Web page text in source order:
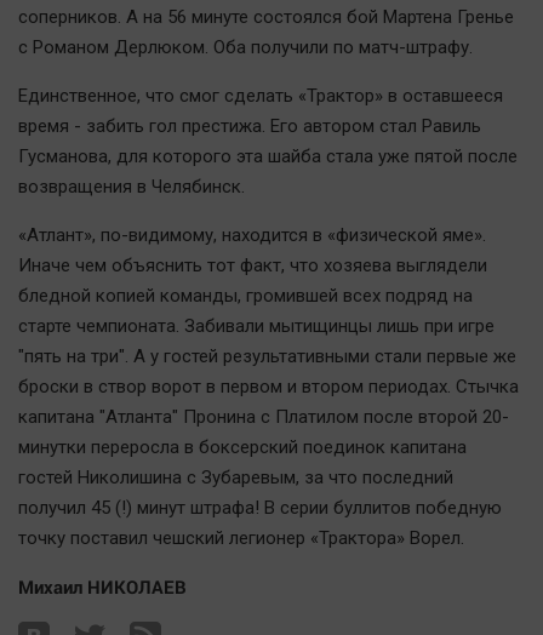
Точка на карте
соперников. А на 56 минуте состоялся бой Мартена Гренье
с Романом Дерлюком. Оба получили по матч-штрафу.
Единственное, что смог сделать «Трактор» в оставшееся
время - забить гол престижа. Его автором стал Равиль
Гусманова, для которого эта шайба стала уже пятой после
возвращения в Челябинск.
«Атлант», по-видимому, находится в «физической яме».
Иначе чем объяснить тот факт, что хозяева выглядели
бледной копией команды, громившей всех подряд на
старте чемпионата. Забивали мытищинцы лишь при игре
"пять на три". А у гостей результативными стали первые же
броски в створ ворот в первом и втором периодах. Стычка
капитана "Атланта" Пронина с Платилом после второй 20-
минутки переросла в боксерский поединок капитана
гостей Николишина с Зубаревым, за что последний
получил 45 (!) минут штрафа! В серии буллитов победную
точку поставил чешский легионер «Трактора» Ворел.
Михаил НИКОЛАЕВ